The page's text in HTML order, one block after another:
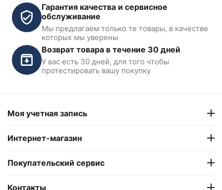
Круги поворотные для
сход-развала KraftWell
KRWTPL4
В наличии
Удлинители платформ для
(2шт.)
В наличии
Гарантия качества и сервисное
обслуживание
Мы предлагаем только те товары, в качестве
которых мы уверены
Возврат товара в течение 30 дней
У вас есть 30 дней, для того чтобы
протестировать вашу покупку
Моя учетная запись
Интернет-магазин
Покупательский сервис
Контакты